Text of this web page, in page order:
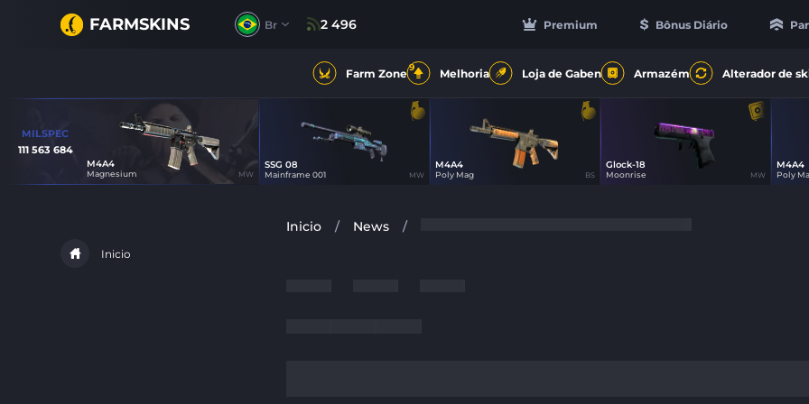
FARMSKINS Premium Bônus Diário
Br 2 496
Farm Zone9 Melhoria Loja de Gaben Armazém Alterador de
MILSPEC
111 563 684
M4A4
Magnesium MW 58
SSG 08
Mainframe 001 MW
M4A4
Poly Mag BS
Glock-18
Moonrise MW
M4A4
Poly
Inicio
Inicio / News /